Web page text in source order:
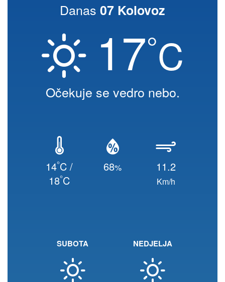
Danas 07 Kolovoz
17°C
Očekuje se vedro nebo.
14°C /
18°C
68% 11.2
Km/h
SUBOTA NEDJELJA